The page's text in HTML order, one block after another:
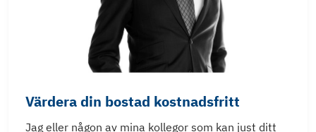
Värdera din bostad kostnadsfritt
Jag eller någon av mina kollegor som kan just ditt